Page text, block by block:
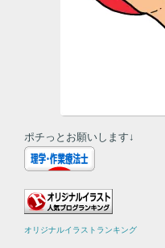
ポチっとお願いします↓
オリジナルイラストランキング